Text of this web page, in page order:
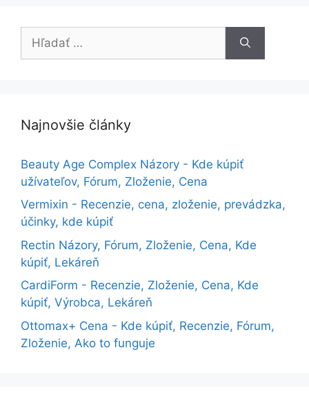
Najnovšie články
Beauty Age Сomplex Názory - Kde kúpiť
užívateľov, Fórum, Zloženie, Cena
Vermixin - Recenzie, cena, zloženie, prevádzka,
účinky, kde kúpiť
Rectin Názory, Fórum, Zloženie, Cena, Kde
kúpiť, Lekáreň
CardiForm - Recenzie, Zloženie, Cena, Kde
kúpiť, Výrobca, Lekáreň
Ottomax+ Cena - Kde kúpiť, Recenzie, Fórum,
Zloženie, Ako to funguje